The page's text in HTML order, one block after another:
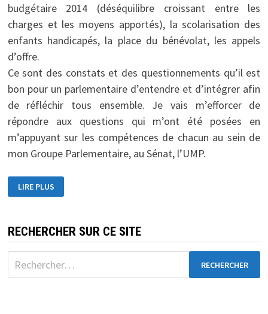
budgétaire 2014 (déséquilibre croissant entre les
charges et les moyens apportés), la scolarisation des
enfants handicapés, la place du bénévolat, les appels
d’offre.
Ce sont des constats et des questionnements qu’il est
bon pour un parlementaire d’entendre et d’intégrer afin
de réfléchir tous ensemble. Je vais m’efforcer de
répondre aux questions qui m’ont été posées en
m’appuyant sur les compétences de chacun au sein de
mon Groupe Parlementaire, au Sénat, l’UMP.
GROUPEMENT
INTER
LIRE PLUS
RECHERCHER SUR CE SITE
Rechercher :